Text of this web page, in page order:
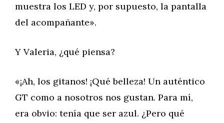
muestra los LED y, por supuesto, la pantalla
del acompañante».
Y Valeria, ¿qué piensa?
«¡Ah, los gitanos! ¡Qué belleza! Un auténtico
GT como a nosotros nos gustan. Para mí,
era obvio: tenía que ser azul. ¿Pero qué